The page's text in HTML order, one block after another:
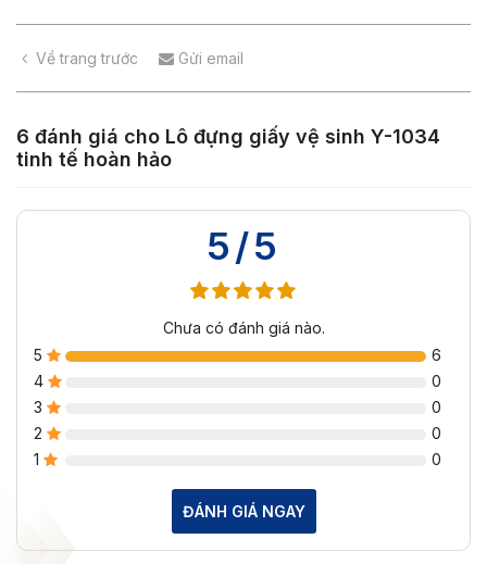
Về trang trước Gửi email
6 đánh giá cho Lô đựng giấy vệ sinh Y-1034
tinh tế hoàn hảo
5/5
Chưa có đánh giá nào.
5
6
4
0
3
0
2
0
1
0
ĐÁNH GIÁ NGAY